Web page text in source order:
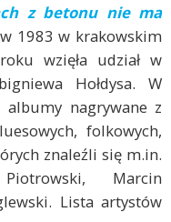
z betonu nie ma
1983 w krakowskim
wzięła udział w
Hołdysa. W
albumy nagrywane z
folkowych,
znaleźli się m.in.
Marcin
Lista artystów